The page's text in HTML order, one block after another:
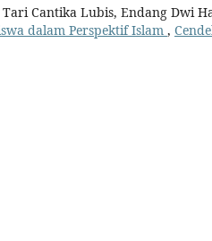
Cantika Lubis, Endang Dwi
dalam Perspektif Islam ,